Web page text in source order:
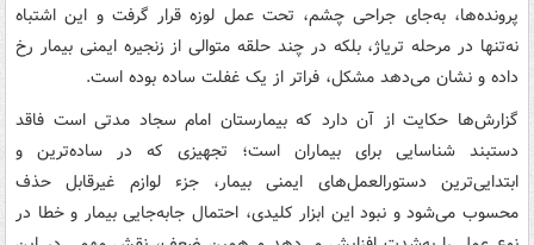
پرونده‌ها، به‌جای جراحی چشم، تحت عمل لوزه قرار گرفت و این اشتباه
نه‌تنها در مرحله تریاژ، بلکه در چند حلقه متوالی از زنجیره ایمنی بیمار رخ
داده و نشان می‌دهد مشکل، فراتر از یک غفلت ساده بوده است.
گزارش‌ها حکایت از آن دارد که بیمارستان امام سجاد مدتی است فاقد
دستبند شناسایی برای بیماران است؛ تجهیزی که در ساده‌ترین و
ابتدایی‌ترین دستورالعمل‌های ایمنی بیمار، جزء لوازم غیرقابل حذف
محسوب می‌شود و نبود این ابزار کلیدی، احتمال جابه‌جایی بیمار و خطا در